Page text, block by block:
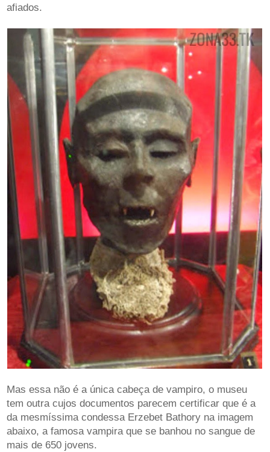
afiados.
Mas essa não é a única cabeça de vampiro, o museu
tem outra cujos documentos parecem certificar que é a
da mesmíssima condessa Erzebet Bathory na imagem
abaixo, a famosa vampira que se banhou no sangue de
mais de 650 jovens.